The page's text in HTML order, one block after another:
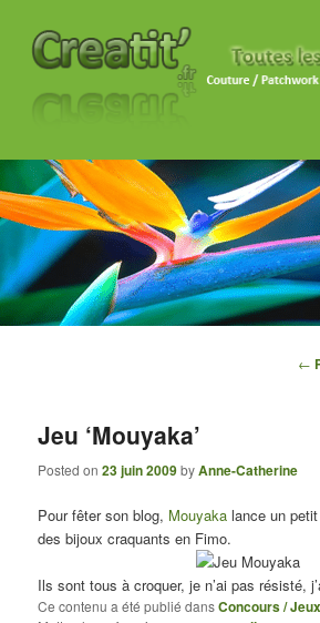
←
Jeu ‘Mouyaka’
Posted on23 juin 2009byAnne-Catherine
Pour fêter son blog, Mouyaka lance un
des bijoux craquants en Fimo.
Ils sont tous à croquer, je n’ai pas résisté,
Ce contenu a été publié dansConcours / Jeux